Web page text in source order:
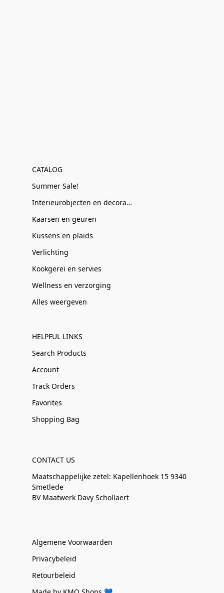
CATALOG
Summer Sale!
Interieurobjecten en decoratie
Kaarsen en geuren
Kussens en plaids
Verlichting
Kookgerei en servies
Wellness en verzorging
Alles weergeven
HELPFUL LINKS
Search Products
Account
Track Orders
Favorites
Shopping Bag
CONTACT US
Maatschappelijke zetel: Kapellenhoek 15 9340
Smetlede
BV Maatwerk Davy Schollaert
Algemene Voorwaarden
Privacybeleid
Retourbeleid